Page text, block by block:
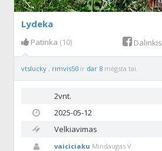
Lydeka
Patinka (10) Dalinkis
vtslucky , rimvis50 ir dar 8 mėgsta tai.
2vnt.
2025-05-12
Velkiavimas
vaiciciaku Mindaugas V.